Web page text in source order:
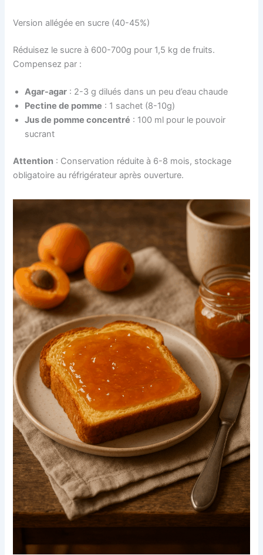
Version allégée en sucre (40-45%)
Réduisez le sucre à 600-700g pour 1,5 kg de fruits.
Compensez par :
Agar-agar : 2-3 g dilués dans un peu d’eau chaude
Pectine de pomme : 1 sachet (8-10g)
Jus de pomme concentré : 100 ml pour le pouvoir
sucrant
Attention : Conservation réduite à 6-8 mois, stockage
obligatoire au réfrigérateur après ouverture.